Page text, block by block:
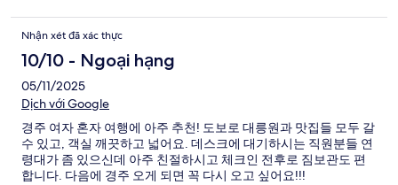
Nhận xét đã xác thực
10/10 - Ngoại hạng
05/11/2025
Dịch với Google
경주 여자 혼자 여행에 아주 추천! 도보로 대릉원과 맛집들 모두 갈
수 있고, 객실 깨끗하고 넓어요. 데스크에 대기하시는 직원분들 연
령대가 좀 있으신데 아주 친절하시고 체크인 전후로 짐보관도 편
합니다. 다음에 경주 오게 되면 꼭 다시 오고 싶어요!!!